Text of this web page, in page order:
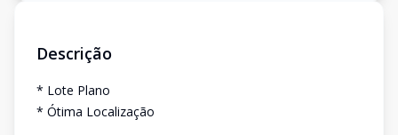
Descrição
* Lote Plano
* Ótima Localização